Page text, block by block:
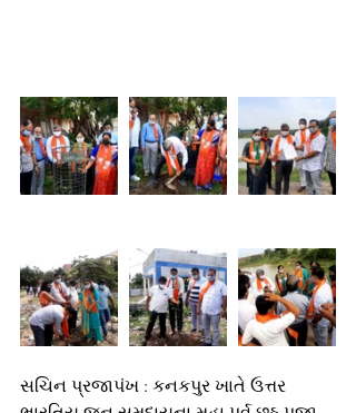
સચિન પ્રજાપંખ : કનકપુર ખાતે ઉત્તર